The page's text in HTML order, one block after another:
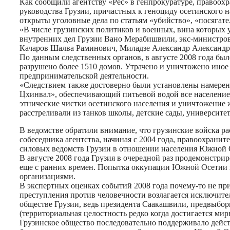
руководства Грузии, причастных к геноциду
открыты уголовные дела по статьям «убийство»,
«В числе грузинских политиков и военных, вина которых
внутренних дел Грузии Вано Мерабишвили, экс-
Качаров Шалва Раминович, Миладзе Александр
По данным следственных органов, в августе 2008 года
разрушено более 1510 домов. Утрачено и уничтожено
предпринимательской деятельности.
«Следствием также достоверно были установлены
Цхинвал», обеспечивающий питьевой водой все
этнические чистки осетинского населения и
расстреливали из танков школы, детские сады,
В ведомстве обратили внимание, что грузинские войска
собеседника агентства, начиная с 2004 года,
силовых ведомств Грузии в отношении населения Южной
В августе 2008 года Грузия в очередной раз
еще с ранних времен. Попытка оккупации Южной Осетии
организациями.
В экспертных оценках событий 2008 года почему-то не
преступления против человечности возлагается
обществе Грузии, ведь президента Саакашвили,
(территориальная целостность редко когда достигается
Грузинское общество последовательно поддерживало